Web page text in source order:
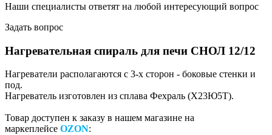
Наши специалисты ответят на любой интересующий вопрос
Задать вопрос
Нагревательная спираль для печи СНОЛ 12/12
Нагреватели располагаются с 3-х сторон - боковые стенки и
под.
Нагреватель изготовлен из сплава Фехраль (Х23Ю5Т).
Товар доступен к заказу в нашем магазине на
маркеплейсе OZON: